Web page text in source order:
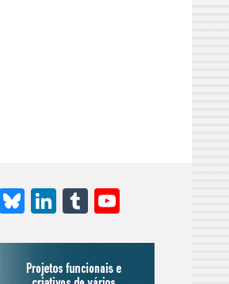
Pinterest
Bluesky
LinkedIn
Tumblr